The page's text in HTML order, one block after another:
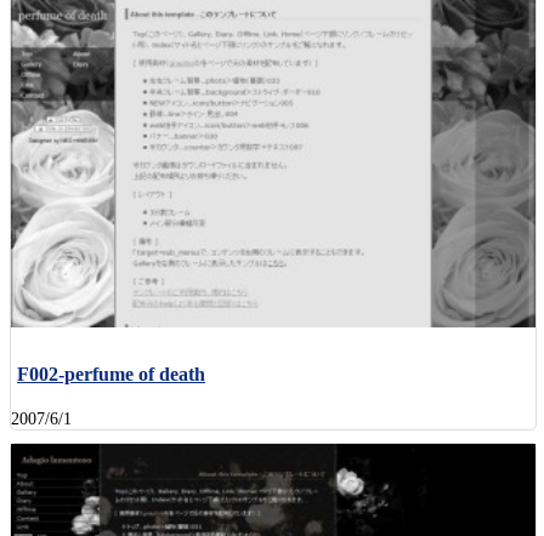
F002-perfume of death
2007/6/1